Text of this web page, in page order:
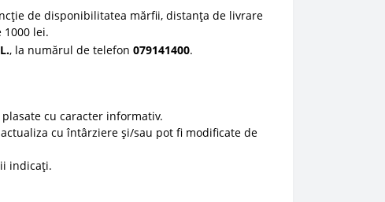
de disponibilitatea mărfii, distanța de livrare
1000 lei.
, la numărul de telefon 079141400.
cu caracter informativ.
cu întârziere și/sau pot fi modificate de
indicați.